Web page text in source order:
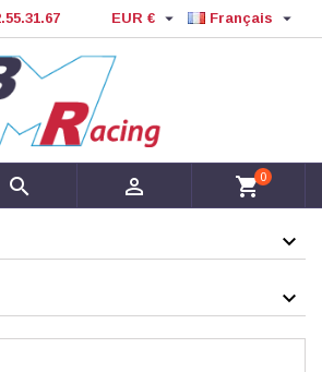
Français 
EUR € 
  shopping_cart0